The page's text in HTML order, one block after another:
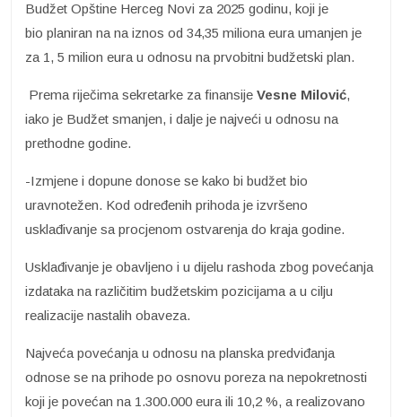
Budžet Opštine Herceg Novi za 2025 godinu, koji je
bio planiran na na iznos od 34,35 miliona eura umanjen je
za 1, 5 milion eura u odnosu na prvobitni budžetski plan.
Prema riječima sekretarke za finansije Vesne Milović,
iako je Budžet smanjen, i dalje je najveći u odnosu na
prethodne godine.
-Izmjene i dopune donose se kako bi budžet bio
uravnotežen. Kod određenih prihoda je izvršeno
usklađivanje sa procjenom ostvarenja do kraja godine.
Usklađivanje je obavljeno i u dijelu rashoda zbog povećanja
izdataka na različitim budžetskim pozicijama a u cilju
realizacije nastalih obaveza.
Najveća povećanja u odnosu na planska predviđanja
odnose se na prihode po osnovu poreza na nepokretnosti
koji je povećan na 1.300.000 eura ili 10,2 %, a realizovano